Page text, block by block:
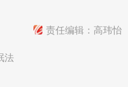
责任编辑：高玮怡
法